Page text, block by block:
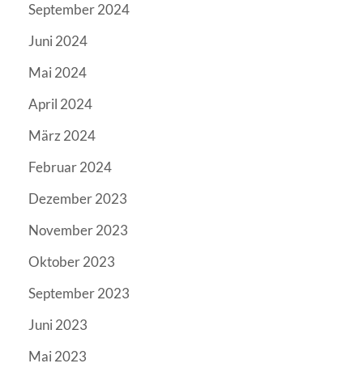
September 2024
Juni 2024
Mai 2024
April 2024
März 2024
Februar 2024
Dezember 2023
November 2023
Oktober 2023
September 2023
Juni 2023
Mai 2023